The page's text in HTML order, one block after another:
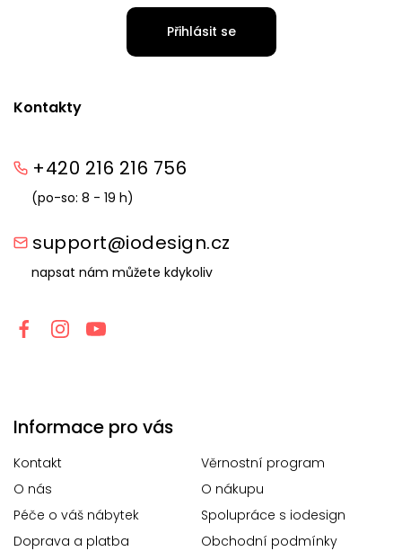
Kontakty
+420 216 216 756
(po-so: 8 - 19 h)
support@iodesign.cz
napsat nám můžete kdykoliv
Informace pro vás
Kontakt
Věrnostní program
O nás
O nákupu
Péče o váš nábytek
Spolupráce s iodesign
Doprava a platba
Obchodní podmínky
Přihlásit se